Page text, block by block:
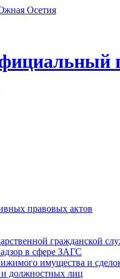
правовых актов
гражданской
в сфере ЗАГС
имущества и
и должностных лиц